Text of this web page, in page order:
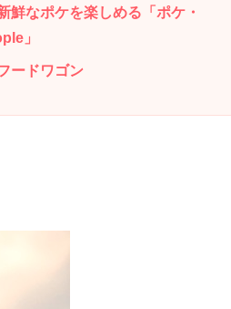
鮮なポケを楽しめる「ポケ・
」
ードワゴン